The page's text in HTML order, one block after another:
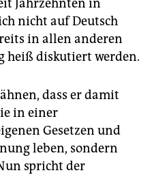
Jahrzehnten in
nicht auf Deutsch
in allen anderen
heiß diskutiert werden.
dass er damit
in einer
Gesetzen und
leben, sondern
spricht der